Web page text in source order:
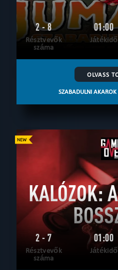
2 - 8
Résztvevők
száma
01:00
Játékidő
OLVASS
SZABADULNI AKAROK
KALÓZOK:
2 - 7
Résztvevők
száma
01:00
Játékidő